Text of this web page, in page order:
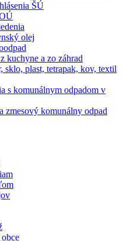
ŠÚ
olej
kuchyne a zo záhrad
sklo, plast, tetrapak, kov, textil
s komunálnym odpadom v
zmesový komunálny odpad